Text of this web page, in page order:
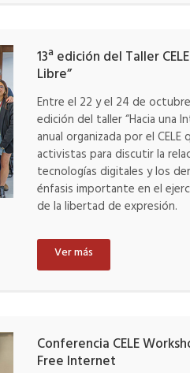
13ª edición del Taller
Libre”
Entre el 22 y el 24 de
edición del taller “Hacia una
anual organizada por el
activistas para discutir la
tecnologías digitales y los
énfasis importante en el
de la libertad de expresión.
Ver más
Conferencia CELE
Free Internet